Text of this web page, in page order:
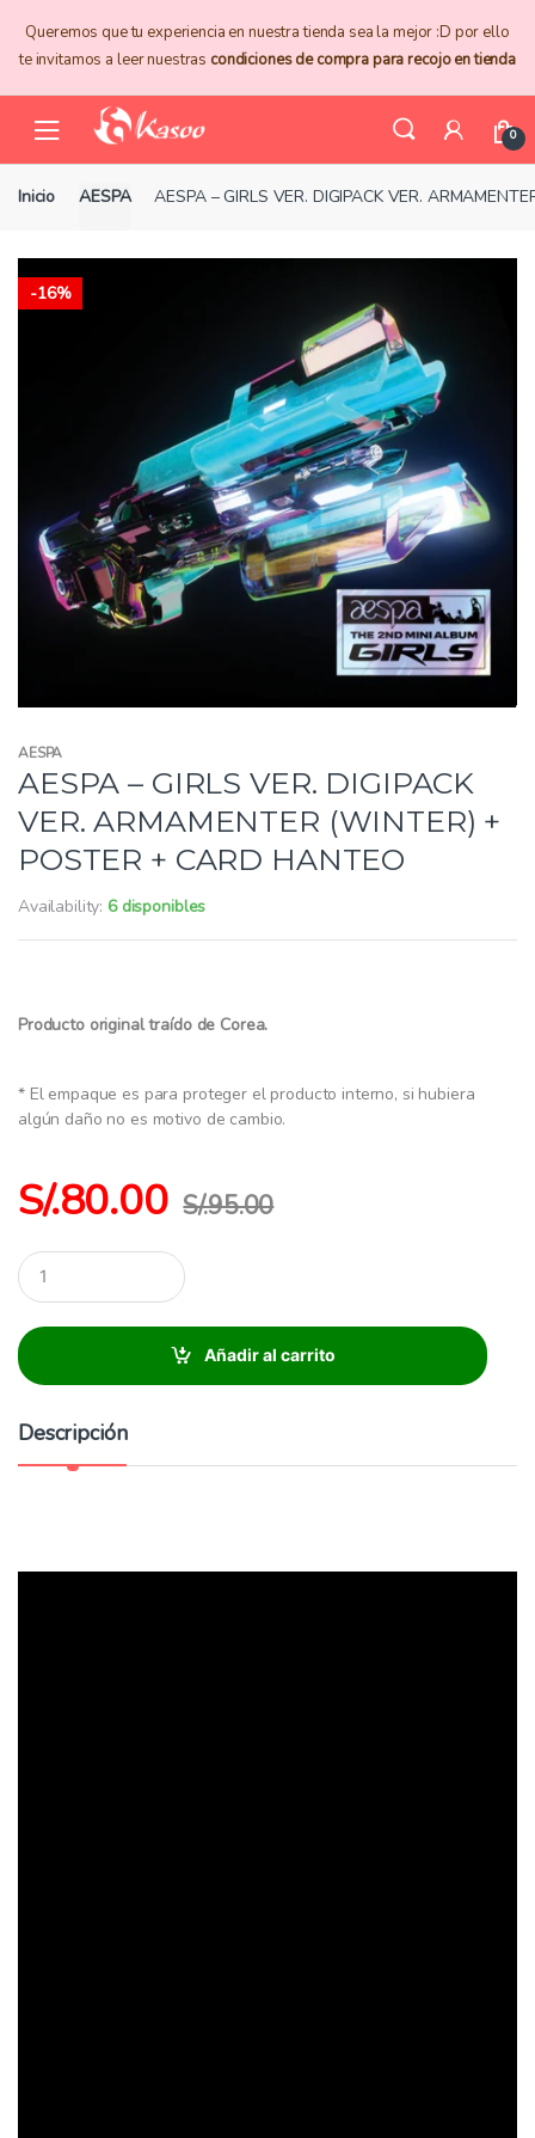
navigation
content
Queremos que tu experiencia en nuestra tienda sea la mejor :D por ello
te invitamos a leer nuestras condiciones de compra para recojo en tienda
0
Inicio AESPA AESPA – GIRLS VER. DIGIPACK VER.
-16%
AESPA
AESPA – GIRLS VER. DIGIPACK
VER. ARMAMENTER (WINTER) +
POSTER + CARD HANTEO
Availability: 6 disponibles
Producto original traído de Corea.
* El empaque es para proteger el producto interno, si hubiera
algún daño no es motivo de cambio.
S/.80.00 S/.95.00
C
a
n
i
d
:
Añadir al carrito
Descripción